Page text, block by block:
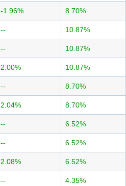
-1.96% 8.70%
-- 10.87%
-- 10.87%
2.00% 10.87%
-- 8.70%
2.04% 8.70%
-- 6.52%
-- 6.52%
2.08% 6.52%
-- 4.35%